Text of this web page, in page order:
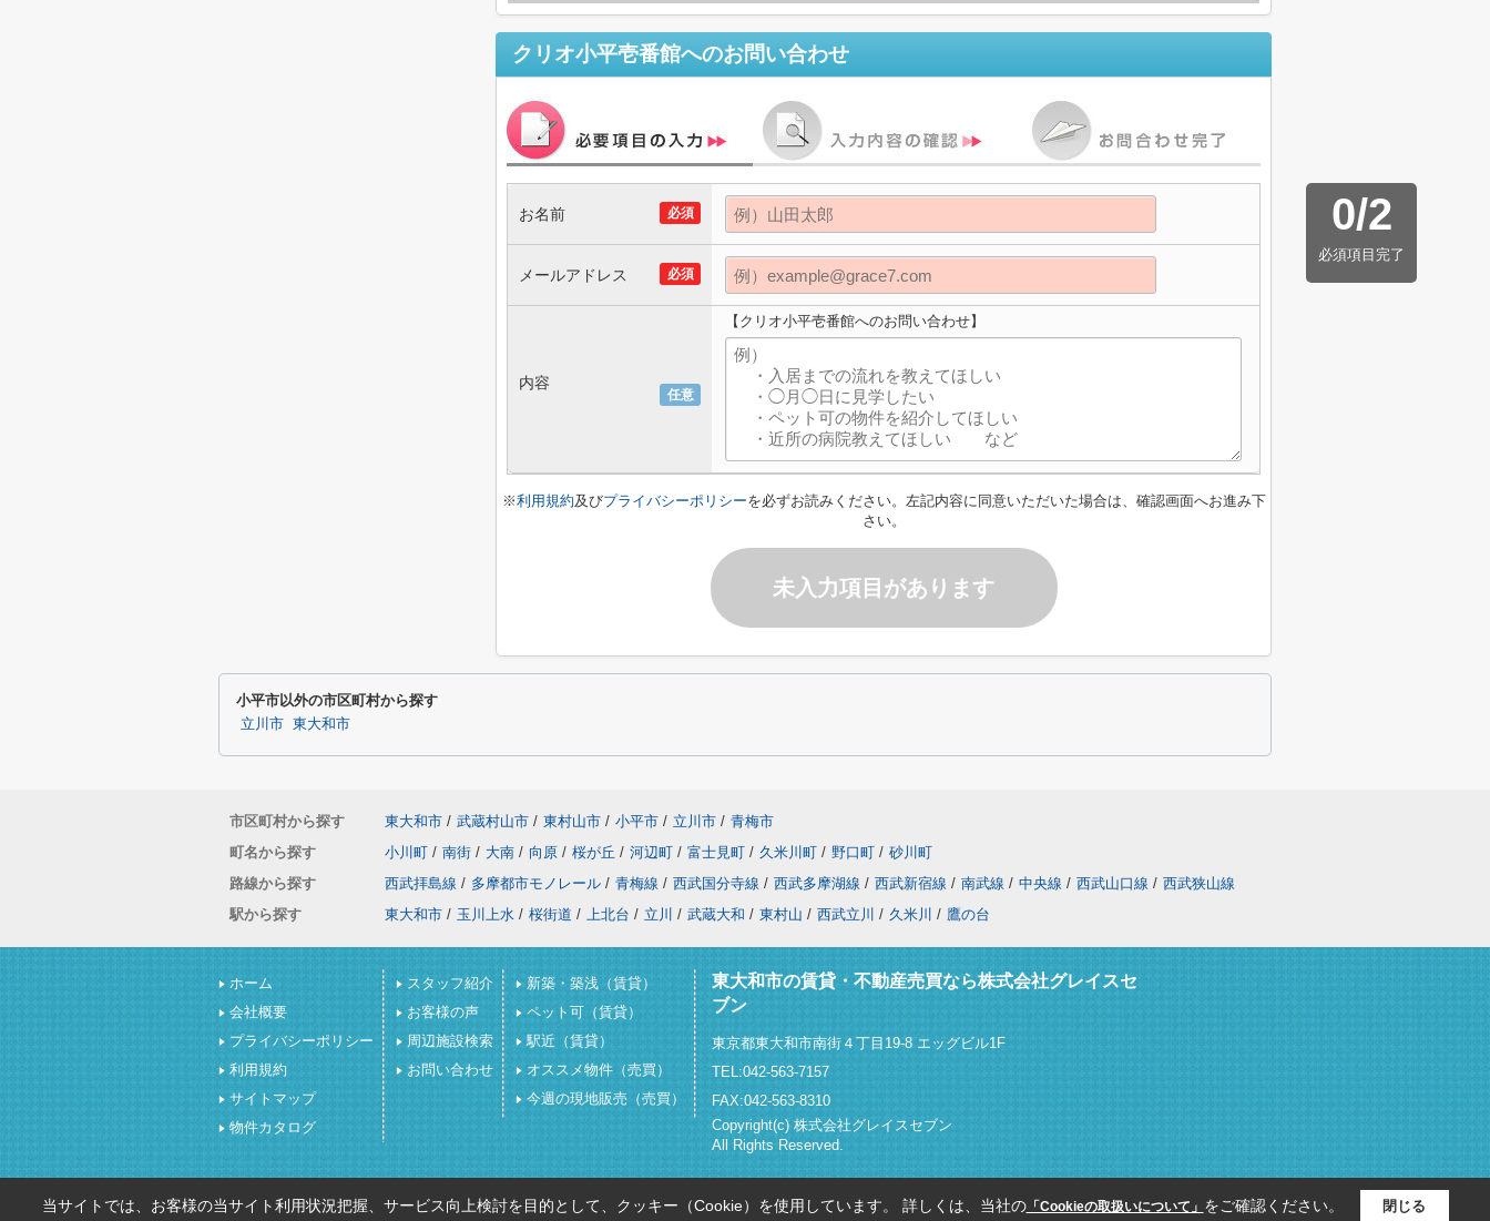
クリオ小平壱番館へのお問い合わせ
0/2
必須項目完了
必須
お名前
必須
メールアドレス
任意
内容
【クリオ小平壱番館へのお問い合わせ】
※利用規約及びプライバシーポリシーを必ずお読みください。左記内容に同意いただいた場合は、確認画面へお進み下
さい。
未入力項目があります
小平市以外の市区町村から探す
立川市 東大和市
市区町村から探す 東大和市 / 武蔵村山市 / 東村山市 / 小平市 / 立川市 / 青梅市
町名から探す
小川町 / 南街 / 大南 / 向原 / 桜が丘 / 河辺町 / 富士見町 / 久米川町 / 野口町 / 砂川町
路線から探す
西武拝島線 / 多摩都市モノレール / 青梅線 / 西武国分寺線 / 西武多摩湖線 / 西武新宿線 / 南武線 / 中央線 / 西武山口線 / 西武狭山線
駅から探す
東大和市 / 玉川上水 / 桜街道 / 上北台 / 立川 / 武蔵大和 / 東村山 / 西武立川 / 久米川 / 鷹の台
ホーム
会社概要
プライバシーポリシー
利用規約
サイトマップ
物件カタログ
スタッフ紹介
お客様の声
周辺施設検索
お問い合わせ
新築・築浅（賃貸）
ペット可（賃貸）
駅近（賃貸）
オススメ物件（売買）
今週の現地販売（売買）
東大和市の賃貸・不動産売買なら株式会社グレイスセ
ブン
東京都東大和市南街４丁目19-8 エッグビル1F
TEL:042-563-7157
FAX:042-563-8310
Copyright(c) 株式会社グレイスセブン
All Rights Reserved.
当サイトでは、お客様の当サイト利用状況把握、サービス向上検討を目的として、クッキー（Cookie）を使用しています。 詳しくは、当社の「Cookieの取扱いについて」 をご確認ください。 閉じる